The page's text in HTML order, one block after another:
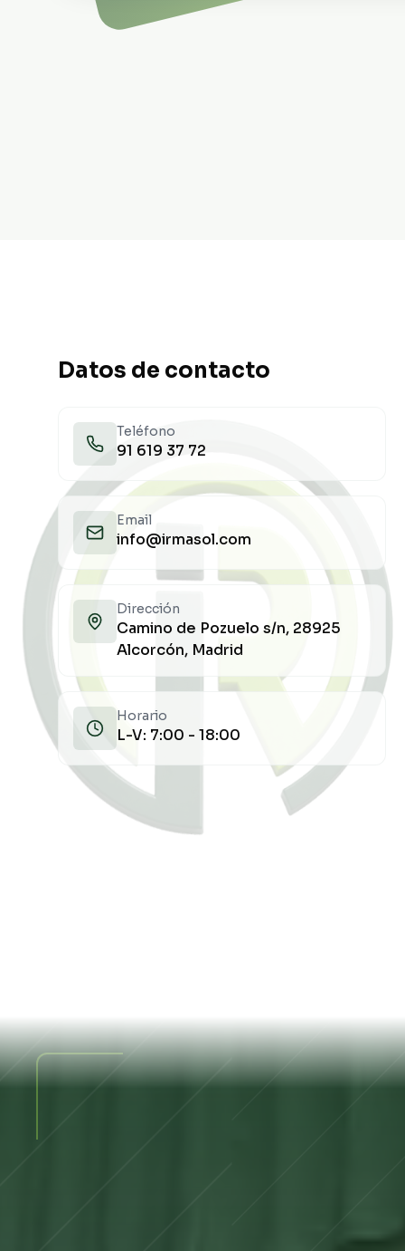
Datos de contacto
Teléfono
91 619 37 72
Email
info@irmasol.com
Dirección
Camino de Pozuelo s/n, 28925
Alcorcón, Madrid
Horario
L-V: 7:00 - 18:00